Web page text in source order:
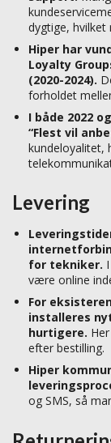
dygtige, hvilket
Hiper har
Loyalty
(2020-2024).
forholdet
I både 2022
“Flest vil
kundeloyalitet,
Levering
for tekniker.
være online
For
installeres
hurtigere.
efter bestilling.
Hiper
og SMS, så